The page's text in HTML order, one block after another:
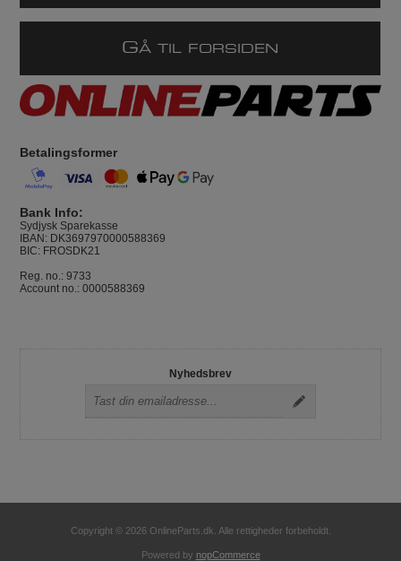
GÅ TIL FORSIDEN
Betalingsformer
Bank Info:
Sydjysk Sparekasse
IBAN: DK3697970000588369
BIC: FROSDK21
Reg. no.: 9733
Account no.: 0000588369
Nyhedsbrev
Copyright © 2026 OnlineParts.dk. Alle rettigheder forbeholdt.
Powered by nopCommerce